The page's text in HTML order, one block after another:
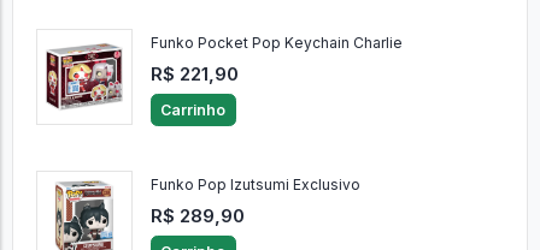
Funko Pocket Pop Keychain Charlie
R$ 221,90
Carrinho
Funko Pop Izutsumi Exclusivo
R$ 289,90